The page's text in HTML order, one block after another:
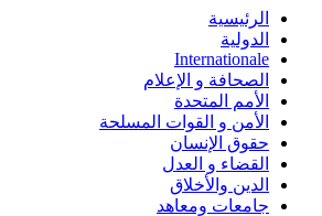
الرئيسية
الدولية
Internationale
الصحافة و الإعلام
الأمم المتحدة
الأمن و القوات المسلحة
حقوق الإنسان
القضاء و العدل
الدين والأخلاق
جامعات ومعاهد